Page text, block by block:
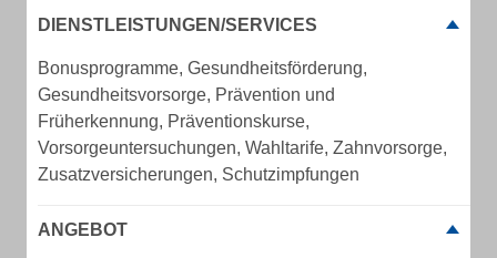
DIENSTLEISTUNGEN/SERVICES
Bonusprogramme, Gesundheitsförderung,
Gesundheitsvorsorge, Prävention und
Früherkennung, Präventionskurse,
Vorsorgeuntersuchungen, Wahltarife, Zahnvorsorge,
Zusatzversicherungen, Schutzimpfungen
ANGEBOT